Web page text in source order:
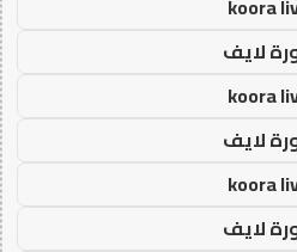
لايف
koora
لايف
koora
لايف